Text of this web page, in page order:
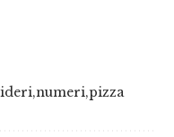
numeri pizza